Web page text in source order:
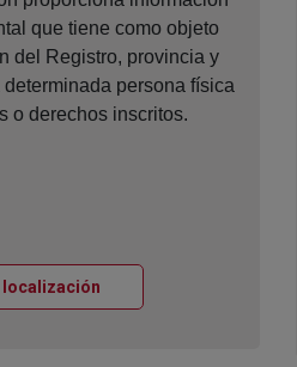
que tiene como objeto
del Registro, provincia y
persona física
o derechos inscritos.
Ventana nueva